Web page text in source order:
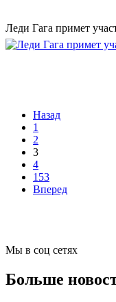
Леди Гага примет
Назад
1
2
3
4
153
Вперед
Мы в соц сетях
Больше